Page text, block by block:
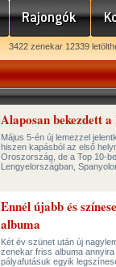
3422 zenekar 12339
Alaposan bekezdett
Május 5-én új lemezzel
hiszen kapásból az első
Oroszország, de a Top 10-
Lengyelországban,
Ennél újabb és
albuma
Két év szünet után új
zenekar friss albuma
pályafutásuk egyik